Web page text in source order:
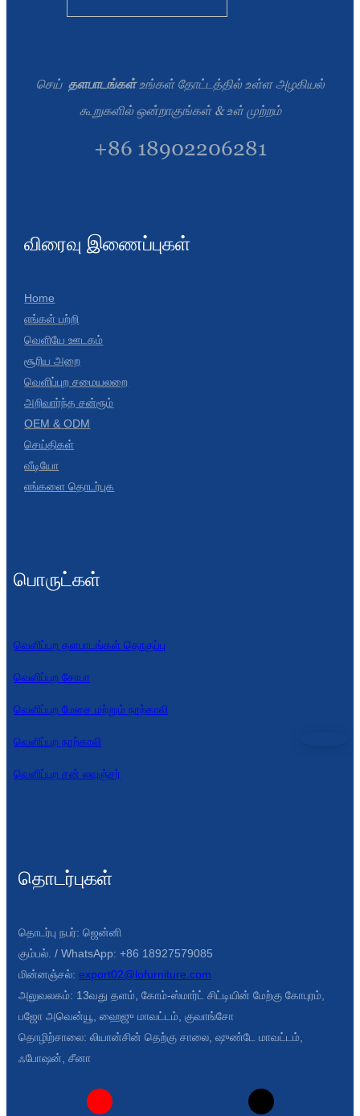
செய் தளபாடங்கள்உங்கள் தோட்டத்தில் உள்ள அழகியல்
கூறுகளில் ஒன்றாகுங்கள் & உள் முற்றம்
+86 18902206281
விரைவு இணைப்புகள்
Home
எங்கள் பற்றி
வெளியே ஊடகம்
சூரிய அறை
வெளிப்புற சமையலறை
அறிவார்ந்த சன்ரூம்
OEM & ODM
செய்திகள்
வீடியோ
எங்களை தொடர்புக
பொருட்கள்
வெளிப்புற தளபாடங்கள் தொகுப்பு
வெளிப்புற சோபா
வெளிப்புற மேசை மற்றும் நாற்காலி
வெளிப்புற நாற்காலி
வெளிப்புற சன் லவுஞ்சர்
தொடர்புகள்
தொடர்பு நபர்: ஜென்னி
கும்பல். / WhatsApp: +86 18927579085
மின்னஞ்சல்: export02@lofurniture.com
அலுவலகம்: 13வது தளம், கோம்-ஸ்மார்ட் சிட்டியின் மேற்கு கோபுரம்,
பஜோ அவென்யூ, ஹைஜு மாவட்டம், குவாங்சோ
தொழிற்சாலை: லியான்சின் தெற்கு சாலை, ஷுண்டே மாவட்டம்,
ஃபோஷன், சீனா